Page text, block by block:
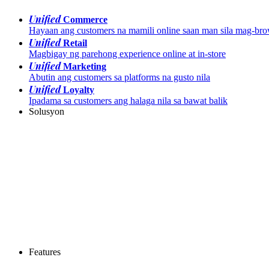
UnifiedCommerce
Hayaan ang customers na mamili online saan man sila mag-
UnifiedRetail
Magbigay ng parehong experience online at in-store
UnifiedMarketing
Abutin ang customers sa platforms na gusto nila
UnifiedLoyalty
Ipadama sa customers ang halaga nila sa bawat balik
Solusyon
Features